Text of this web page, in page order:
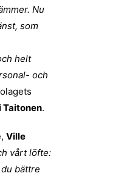
Nu
som
helt
och
Taitonen.
Ville
vårt löfte:
bättre